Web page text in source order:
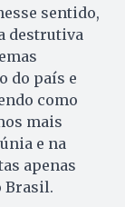
sentido,
destrutiva
do país e
como
mais
e na
apenas
Brasil.